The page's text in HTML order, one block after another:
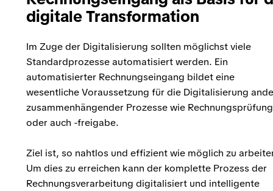
digitale Transformation
Im Zuge der Digitalisierung sollten möglichst viele
Standardprozesse automatisiert werden. Ein
automatisierter Rechnungseingang bildet eine
wesentliche Voraussetzung für die Digitalisierung
zusammenhängender Prozesse wie
oder auch -freigabe.
Ziel ist, so nahtlos und effizient wie möglich zu
Um dies zu erreichen kann der komplette Prozess der
Rechnungsverarbeitung digitalisiert und intelligente